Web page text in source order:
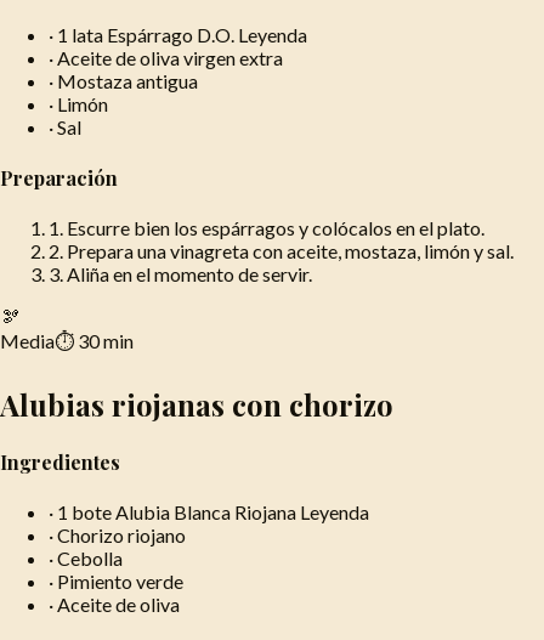
· 1 lata Espárrago D.O. Leyenda
·Aceite de oliva virgen extra
· Mostaza antigua
· Limón
·Sal
Preparación
1. Escurre bien los espárragos y colócalos en el plato.
2. Prepara una vinagreta con aceite, mostaza, limón y sal.
3.Aliña en el momento de servir.
🫘
Media⏱ 30 min
Alubias riojanas con chorizo
Ingredientes
· 1 bote Alubia Blanca Riojana Leyenda
·Chorizo riojano
·Cebolla
· Pimiento verde
·Aceite de oliva